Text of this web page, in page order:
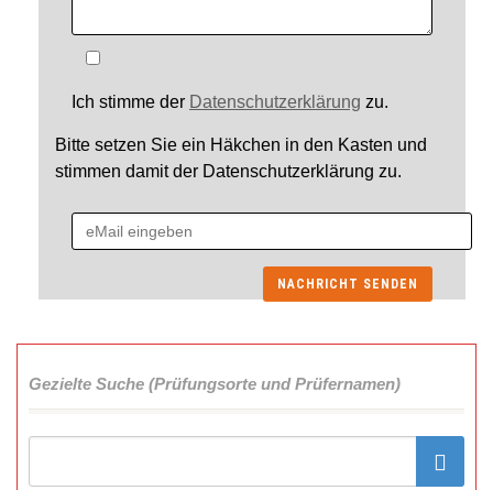
Ich stimme der Datenschutzerklärung zu.
Bitte setzen Sie ein Häkchen in den Kasten und
stimmen damit der Datenschutzerklärung zu.
Gezielte Suche (Prüfungsorte und Prüfernamen)